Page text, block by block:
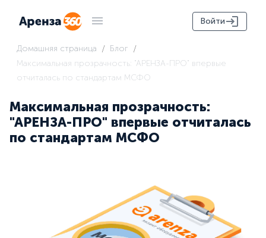
Войти
Домашняя страница / Блог /
Максимальная прозрачность: "АРЕНЗА-ПРО" впервые
отчиталась по стандартам МСФО
Максимальная прозрачность:
"АРЕНЗА-ПРО" впервые отчиталась
по стандартам МСФО